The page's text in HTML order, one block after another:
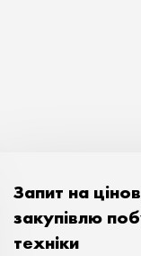
Запит на
закупiвлю
тeхніки